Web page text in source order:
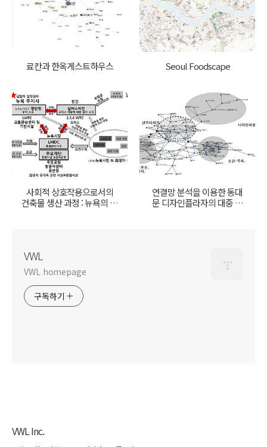
료칸과 한옥게스트하우스 Seoul Foodscape
사회적 상호작용으로서의
건축물 생산 과정 : 뉴욕의 그
연결망 분석을 이용한 동대
문 디자인플라자의 대중 담
VWL
VWL homepage
구독하기
VWL Inc.